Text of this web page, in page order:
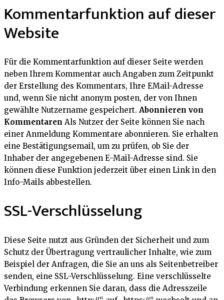
Kommentarfunktion auf dieser
Website
Für die Kommentarfunktion auf dieser Seite werden
neben Ihrem Kommentar auch Angaben zum Zeitpunkt
der Erstellung des Kommentars, Ihre EMail-Adresse
und, wenn Sie nicht anonym posten, der von Ihnen
gewählte Nutzername gespeichert. Abonnieren von
Kommentaren Als Nutzer der Seite können Sie nach
einer Anmeldung Kommentare abonnieren. Sie erhalten
eine Bestätigungsemail, um zu prüfen, ob Sie der
Inhaber der angegebenen E-Mail-Adresse sind. Sie
können diese Funktion jederzeit über einen Link in den
Info-Mails abbestellen.
SSL-Verschlüsselung
Diese Seite nutzt aus Gründen der Sicherheit und zum
Schutz der Übertragung vertraulicher Inhalte, wie zum
Beispiel der Anfragen, die Sie an uns als Seitenbetreiber
senden, eine SSL-Verschlüsselung. Eine verschlüsselte
Verbindung erkennen Sie daran, dass die Adresszeile